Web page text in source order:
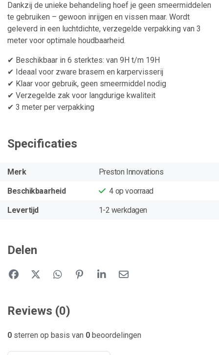
Dankzij de unieke behandeling hoef je geen smeermiddelen
te gebruiken – gewoon inrijgen en vissen maar. Wordt
geleverd in een luchtdichte, verzegelde verpakking van 3
meter voor optimale houdbaarheid.
✔ Beschikbaar in 6 sterktes: van 9H t/m 19H
✔ Ideaal voor zware brasem en karpervisserij
✔ Klaar voor gebruik, geen smeermiddel nodig
✔ Verzegelde zak voor langdurige kwaliteit
✔ 3 meter per verpakking
Specificaties
Merk Preston Innovations
Beschikbaarheid 4 op voorraad
Levertijd 1-2 werkdagen
Delen
Reviews (0)
0 sterren op basis van 0 beoordelingen